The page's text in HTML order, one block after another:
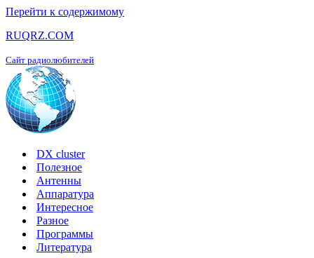
Перейти к содержимому
RUQRZ.COM
Сайт радиолюбителей
DX cluster
Полезное
Антенны
Аппаратура
Интересное
Разное
Программы
Литература